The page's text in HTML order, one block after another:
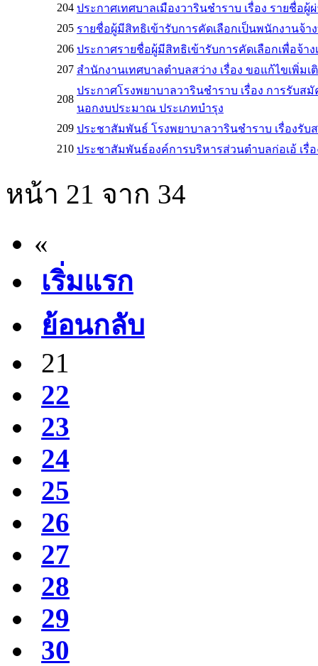
204 ประกาศเทศบาลเมืองวารินชำราบ เรื่อง รายชื่อ
205 รายชื่อผู้มีสิทธิเข้ารับการคัดเลือกเป็นพนักงานจ้
206 ประกาศรายชื่อผู้มีสิทธิเข้ารับการคัดเลือกเพื่อจ้
207 สำนักงานเทศบาลตำบลสว่าง เรื่อง ขอแก้ไขเพิ่ม
208
ประกาศโรงพยาบาลวารินชำราบ เรื่อง การรับส
นอกงบประมาณ ประเภทบำรุง
209 ประชาสัมพันธ์ โรงพยาบาลวารินชำราบ เรื่องรั
210 ประชาสัมพันธ์องค์การบริหารส่วนตำบลก่อเอ้ เรื่
หน้า 21 จาก 34
«
เริ่มแรก
ย้อนกลับ
21
22
23
24
25
26
27
28
29
30